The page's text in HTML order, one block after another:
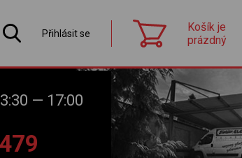
Přihlásit se
Košík je
prázdný
— 17:00